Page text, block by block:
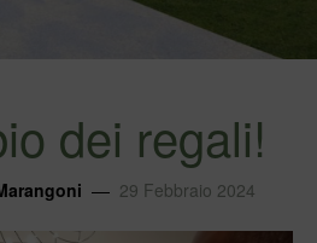
dei regali!
29 Febbraio 2024